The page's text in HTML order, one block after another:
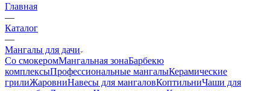
Главная
—
Каталог
—
Мангалы для дачи
Со смокеромМангальная зонаБарбекю
комплексыПрофессиональные мангалыКерамические
грилиЖаровниНавесы для мангаловКоптильниЧаши для